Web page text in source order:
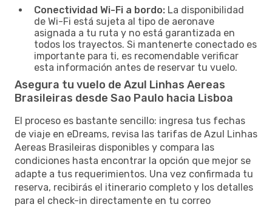
Conectividad Wi-Fi a bordo: La disponibilidad
de Wi-Fi está sujeta al tipo de aeronave
asignada a tu ruta y no está garantizada en
todos los trayectos. Si mantenerte conectado es
importante para ti, es recomendable verificar
esta información antes de reservar tu vuelo.
Asegura tu vuelo de Azul Linhas Aereas
Brasileiras desde Sao Paulo hacia Lisboa
El proceso es bastante sencillo: ingresa tus fechas
de viaje en eDreams, revisa las tarifas de Azul Linhas
Aereas Brasileiras disponibles y compara las
condiciones hasta encontrar la opción que mejor se
adapte a tus requerimientos. Una vez confirmada tu
reserva, recibirás el itinerario completo y los detalles
para el check-in directamente en tu correo